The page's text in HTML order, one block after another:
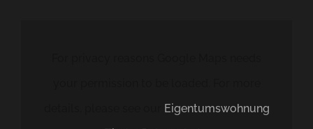
Eigentumswohnung